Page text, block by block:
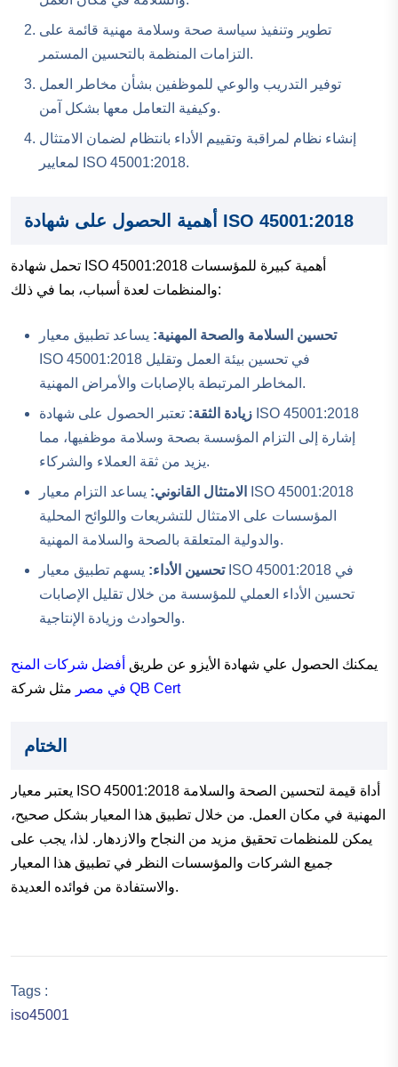
تطوير وتنفيذ سياسة صحة وسلامة مهنية قائمة على
التزامات المنظمة بالتحسين المستمر.
توفير التدريب والوعي للموظفين بشأن مخاطر العمل
وكيفية التعامل معها بشكل آمن.
إنشاء نظام لمراقبة وتقييم الأداء بانتظام لضمان الامتثال
لمعايير ISO 45001:2018.
أهمية الحصول على شهادة ISO 45001:2018
تحمل شهادة ISO 45001:2018 أهمية كبيرة للمؤسسات
والمنظمات لعدة أسباب، بما في ذلك:
تحسين السلامة والصحة المهنية: يساعد تطبيق معيار
ISO 45001:2018 في تحسين بيئة العمل وتقليل
المخاطر المرتبطة بالإصابات والأمراض المهنية.
زيادة الثقة: تعتبر الحصول على شهادة ISO 45001:2018
إشارة إلى التزام المؤسسة بصحة وسلامة موظفيها، مما
يزيد من ثقة العملاء والشركاء.
الامتثال القانوني: يساعد التزام معيار ISO 45001:2018
المؤسسات على الامتثال للتشريعات واللوائح المحلية
والدولية المتعلقة بالصحة والسلامة المهنية.
تحسين الأداء: يسهم تطبيق معيار ISO 45001:2018 في
تحسين الأداء العملي للمؤسسة من خلال تقليل الإصابات
والحوادث وزيادة الإنتاجية.
يمكنك الحصول علي شهادة الأيزو عن طريق أفضل شركات المنح
في مصر QB Cert
الختام
يعتبر معيار ISO 45001:2018 أداة قيمة لتحسين الصحة والسلامة
المهنية في مكان العمل. من خلال تطبيق هذا المعيار بشكل صحيح،
يمكن للمنظمات تحقيق مزيد من النجاح والازدهار. لذا، يجب على
جميع الشركات والمؤسسات النظر في تطبيق هذا المعيار
والاستفادة من فوائده العديدة.
Tags :
iso45001